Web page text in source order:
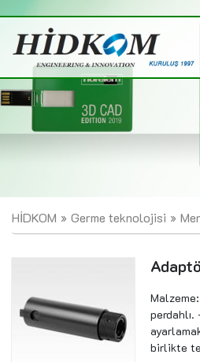
HİDKOM Germe teknolojisi
perdahlı.
birlikte